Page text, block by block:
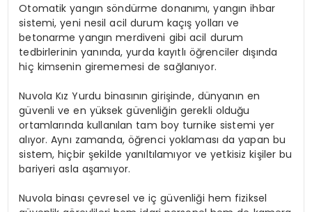
Otomatik yangın söndürme donanımı, yangın ihbar
sistemi, yeni nesil acil durum kaçış yolları ve
betonarme yangın merdiveni gibi acil durum
tedbirlerinin yanında, yurda kayıtlı öğrenciler dışında
hiç kimsenin girememesi de sağlanıyor.
Nuvola Kız Yurdu binasının girişinde, dünyanın en
güvenli ve en yüksek güvenliğin gerekli olduğu
ortamlarında kullanılan tam boy turnike sistemi yer
alıyor. Aynı zamanda, öğrenci yoklaması da yapan bu
sistem, hiçbir şekilde yanıltılamıyor ve yetkisiz kişiler bu
bariyeri asla aşamıyor.
Nuvola binası çevresel ve iç güvenliği hem fiziksel